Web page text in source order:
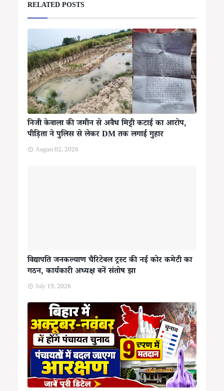
RELATED POSTS
निजी केवाला की जमीन से अवैध मिट्टी कटाई का आरोप,
पीड़िता ने पुलिस से लेकर DM तक लगाई गुहार
August 02, 2026
विद्यापति जनकल्याण चैरिटेबल ट्रस्ट की नई कोर कमेटी का
गठन, कार्यकारी अध्यक्ष बनें संतोष झा
July 19, 2026